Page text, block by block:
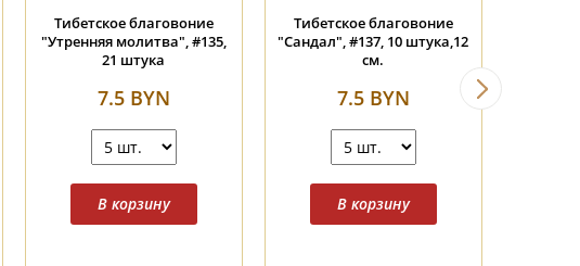
Непальские конусные
благовония "Амбер" #258,
25 конусов.
7.5 BYN
Тибетское благовоние
"Шафран", #293, 30 штук, 12
см.
7.5 BYN